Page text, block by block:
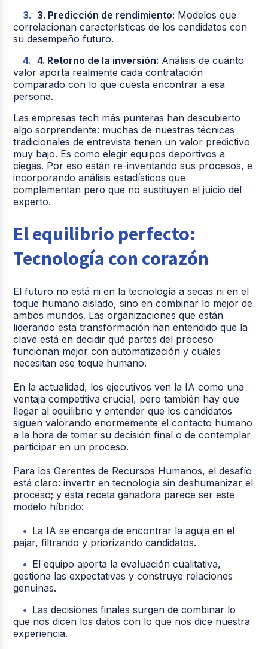
3. Predicción de rendimiento: Modelos que
correlacionan características de los candidatos con
su desempeño futuro.
4. Retorno de la inversión: Análisis de cuánto
valor aporta realmente cada contratación
comparado con lo que cuesta encontrar a esa
persona.
Las empresas tech más punteras han descubierto
algo sorprendente: muchas de nuestras técnicas
tradicionales de entrevista tienen un valor predictivo
muy bajo. Es como elegir equipos deportivos a
ciegas. Por eso están re-inventando sus procesos, e
incorporando análisis estadísticos que
complementan pero que no sustituyen el juicio del
experto.
El equilibrio perfecto:
Tecnología con corazón
El futuro no está ni en la tecnología a secas ni en el
toque humano aislado, sino en combinar lo mejor de
ambos mundos. Las organizaciones que están
liderando esta transformación han entendido que la
clave está en decidir qué partes del proceso
funcionan mejor con automatización y cuáles
necesitan ese toque humano.
En la actualidad, los ejecutivos ven la IA como una
ventaja competitiva crucial, pero también hay que
llegar al equilibrio y entender que los candidatos
siguen valorando enormemente el contacto humano
a la hora de tomar su decisión final o de contemplar
participar en un proceso.
Para los Gerentes de Recursos Humanos, el desafío
está claro: invertir en tecnología sin deshumanizar el
proceso; y esta receta ganadora parece ser este
modelo híbrido:
La IA se encarga de encontrar la aguja en el
pajar, filtrando y priorizando candidatos.
El equipo aporta la evaluación cualitativa,
gestiona las expectativas y construye relaciones
genuinas.
Las decisiones finales surgen de combinar lo
que nos dicen los datos con lo que nos dice nuestra
experiencia.